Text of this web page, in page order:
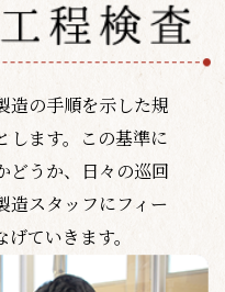
造の手順を示した規
します。この基準に
どうか、日々の巡回
造スタッフにフィー
ていきます。